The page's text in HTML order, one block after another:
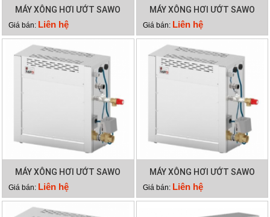
MÁY XÔNG HƠI ƯỚT SAWO
STP60
Giá bán: Liên hệ
MÁY XÔNG HƠI ƯỚT SAWO
STN150-3
Giá bán: Liên hệ
MÁY XÔNG HƠI ƯỚT SAWO
STN120-3
Giá bán: Liên hệ
MÁY XÔNG HƠI ƯỚT SAWO
STN90-3
Giá bán: Liên hệ